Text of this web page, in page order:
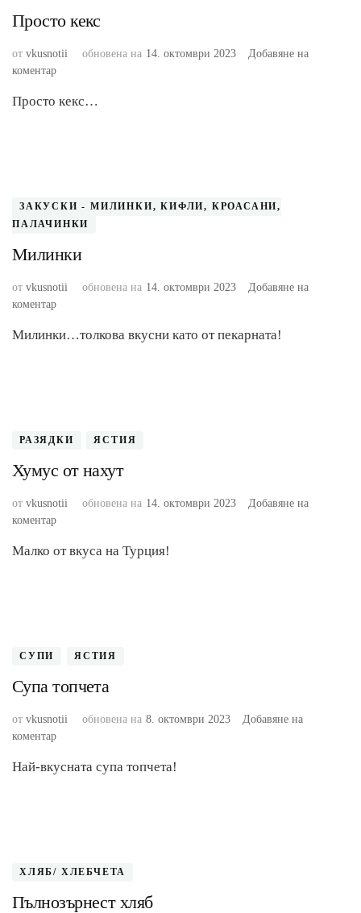
Просто кекс
от vkusnotii обновена на 14. октомври 2023
Добавяне на
коментаркъм
кекс
Просто кекс…
ЗАКУСКИ - МИЛИНКИ, КИФЛИ, КРОАСАНИ,
ПАЛАЧИНКИ
Милинки
от vkusnotii обновена на 14. октомври 2023
Добавяне на
коментаркъм
Милинки…толкова вкусни като от пекарната!
РАЗЯДКИ ЯСТИЯ
Хумус от нахут
от vkusnotii обновена на 14. октомври 2023
Добавяне на
коментаркъм
от
Малко от вкуса на Турция!
СУПИ ЯСТИЯ
Супа топчета
от vkusnotii обновена на 8. октомври 2023
Добавяне на
коментаркъм
топчета
Най-вкусната супа топчета!
ХЛЯБ/ ХЛЕБЧЕТА
Пълнозърнест хляб